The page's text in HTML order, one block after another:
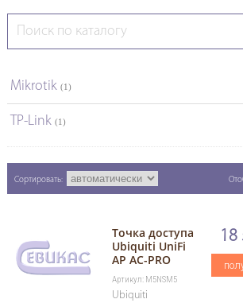
Mikrotik(1)
TP-Link(1)
Сортировать:
Точка доступа
Ubiquiti UniFi
AP AC-PRO
Артикул: M5NSM5
Ubiquiti
18